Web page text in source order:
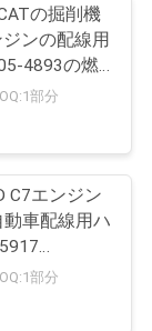
ー
12
ン
の掘削機
ンの配線用
4893の燃
イヤー
部分
C7エンジン
車配線用ハ
部分